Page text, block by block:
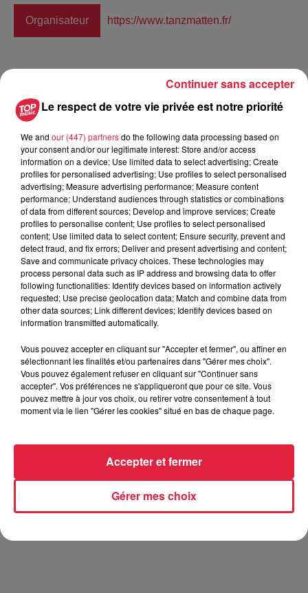
Organisateur https://www.tanzmatten.fr/
DEUX RIEN - CIE COMME SI
Assis sur un banc, deux sans-abris attendent. Ils mendient
face à un public qui les regarde, sans bouger. Pendant une
heure, nous observons ces deux personnages qui s’aiment,
se détestent, dansent, rient, pleurent. Ce spectacle met sous
le feu des projecteurs les êtres invisibles qui peuplent les
villes, sans user de la parole. Accrochés l'un à l'autre,
bouées ou boulets, ils se maintiennent au bord du gouffre,
pour le meilleur et pour le pire.
Caroline Maydat et Clément Belhach font passer les
spectateurs du rire aux larmes sans prononcer le moindre
son. Seule la musique, composée par Michael Bugdah,
enveloppe l’espace scénique. La faim, l’ennui, l’ignorance,
le voyeurisme, la solitude, la mort… À travers le mime et la
danse, les artistes racontent le présent de ces sans-abris,
laissés pour compte.
des sans-abris avec humanité et tendresse. Un beau
moment de poésie entre danse et clowneries.
Tous publics. 1h
Le respect de votre vie privée est notre priorité
We and our (447) partnersdo the following data processing based on
your consent and/or our legitimate interest: Store and/or access
information on a device; Use limited data to select advertising; Create
profiles for personalised advertising; Use profiles to select personalised
advertising; Measure advertising performance; Measure content
performance; Understand audiences through statistics or combinations
of data from different sources; Develop and improve services; Create
profiles to personalise content; Use profiles to select personalised
content; Use limited data to select content; Ensure security, prevent and
detect fraud, and fix errors; Deliver and present advertising and content;
Save and communicate privacy choices. These technologies may
process personal data such as IP address and browsing data to offer
following functionalities: Identify devices based on information actively
requested; Use precise geolocation data; Match and combine data from
other data sources; Link different devices; Identify devices based on
information transmitted automatically.
Vous pouvez accepter en cliquant sur "Accepter et fermer", ou affiner en
sélectionnant les finalités et/ou partenaires dans "Gérer mes choix".
Vous pouvez également refuser en cliquant sur "Continuer sans
accepter". Vos préférences ne s'appliqueront que pour ce site. Vous
pouvez mettre à jour vos choix, ou retirer votre consentement à tout
moment via le lien "Gérer les cookies" situé en bas de chaque page.
Gérer mes choix
Accepter et fermer
Continuer sans accepter